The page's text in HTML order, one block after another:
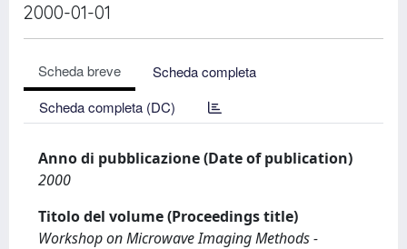
2000-01-01
Scheda breve
Scheda completa
Scheda completa (DC)
Anno di pubblicazione (Date of publication)
2000
Titolo del volume (Proceedings title)
Workshop on Microwave Imaging Methods -